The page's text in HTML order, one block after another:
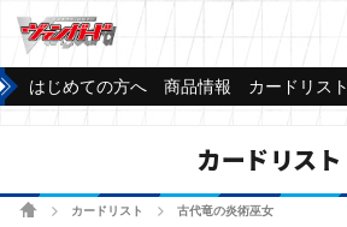
はじめての方へ 商品情報 カードリスト
カードリスト
ホームカードリスト 古代竜の炎術巫女